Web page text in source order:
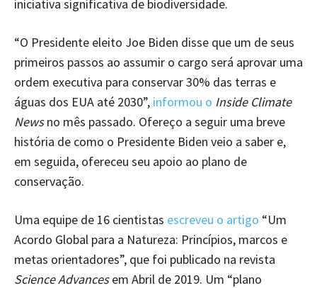
iniciativa significativa de biodiversidade.
“O Presidente eleito Joe Biden disse que um de seus
primeiros passos ao assumir o cargo será aprovar uma
ordem executiva para conservar 30% das terras e
águas dos EUA até 2030”, informou o Inside Climate
Newsno mês passado. Ofereço a seguir uma breve
história de como o Presidente Biden veio a saber e,
em seguida, ofereceu seu apoio ao plano de
conservação.
Uma equipe de 16 cientistas escreveu o artigo “Um
Acordo Global para a Natureza: Princípios, marcos e
metas orientadores”, que foi publicado na revista
Science Advancesem Abril de 2019. Um “plano